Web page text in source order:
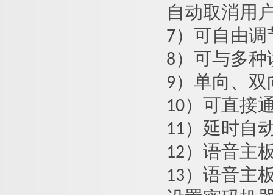
自动取消用
7）可自由
8）可与多
9）单向、
10）可直接
11）延时自
12）语音主
13）语音主